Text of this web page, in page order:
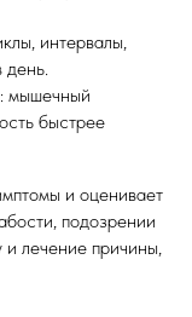
интервалы,
день.
мышечный
быстрее
и оценивает
подозрении
лечение причины,